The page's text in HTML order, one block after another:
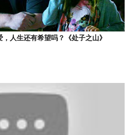
人生还有希望吗？《处子之山》